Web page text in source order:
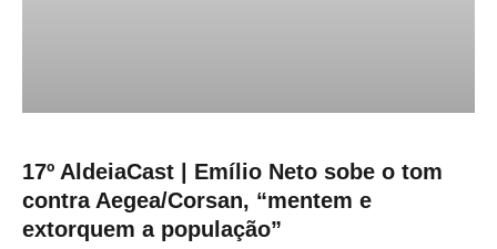
17º AldeiaCast | Emílio Neto sobe o tom
contra Aegea/Corsan, “mentem e
extorquem a população”